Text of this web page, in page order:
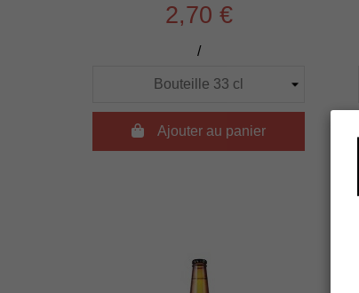
2,70 €
/
Ajouter au panier